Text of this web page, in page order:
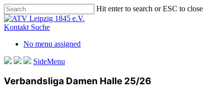
Skip
to
main
Hit enter to search or ESC to close
Close
Search
Kontakt Suche
No menu assigned
SideMenu
Verbandsliga Damen Halle 25/26